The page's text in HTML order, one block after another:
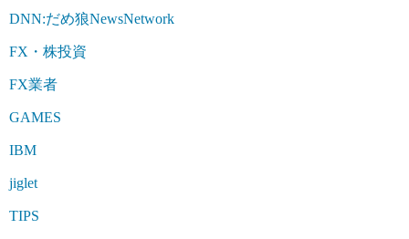
DNN:だめ狼NewsNetwork
FX・株投資
FX業者
GAMES
IBM
jiglet
TIPS